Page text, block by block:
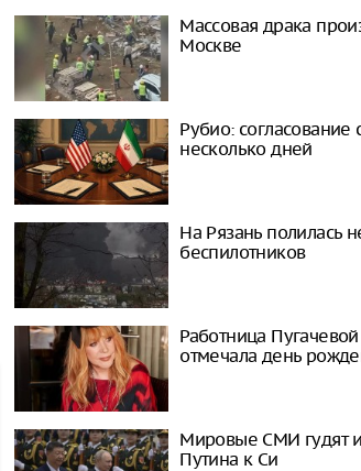
Массовая драка
Москве
Рубио:
несколько дней
На Рязань полилась
беспилотников
Работница
отмечала день
Мировые СМИ гудят
Путина к Си